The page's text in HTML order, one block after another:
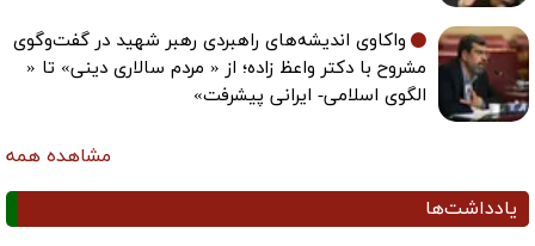
واکاوی اندیشه‌های راهبردی رهبر شهید در گفت‌وگوی
مشروح با دکتر واعظ زاده؛ از « مردم سالاری دینی» تا «
الگوی اسلامی- ایرانی پیشرفت»
مشاهده همه
یادداشت‌ها